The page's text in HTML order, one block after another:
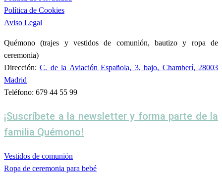
Política de Cookies
Aviso Legal
Quémono (trajes y vestidos de comunión, bautizo y ropa de
ceremonia)
Dirección:C. de la Aviación Española, 3, bajo, Chamberí, 28003
Madrid
Teléfono: 679 44 55 99
¡Suscríbete a la newsletter y forma parte de la
familia Quémono!
Vestidos de comunión
Ropa de ceremonia para bebé